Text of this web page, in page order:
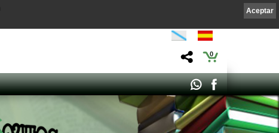
0
Aceptar